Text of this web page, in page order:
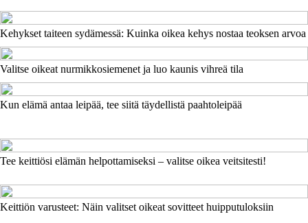
Kehykset taiteen sydämessä: Kuinka oikea kehys nostaa teoksen arvoa
Valitse oikeat nurmikkosiemenet ja luo kaunis vihreä tila
Kun elämä antaa leipää, tee siitä täydellistä paahtoleipää
Tee keittiösi elämän helpottamiseksi – valitse oikea veitsitesti!
Keittiön varusteet: Näin valitset oikeat sovitteet huipputuloksiin